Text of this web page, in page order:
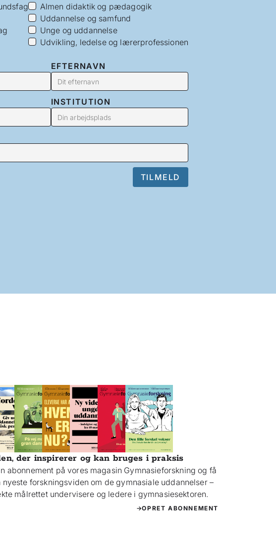
Almen didaktik og pædagogik
Uddannelse og samfund
Unge og uddannelse
Udvikling, ledelse og lærerprofessionen
EFTERNAVN
INSTITUTION
der inspirerer og kan bruges i praksis
abonnement på vores magasin Gymnasieforskning og få
nyeste forskningsviden om de gymnasiale uddannelser –
målrettet undervisere og ledere i gymnasiesektoren.
OPRET ABONNEMENT